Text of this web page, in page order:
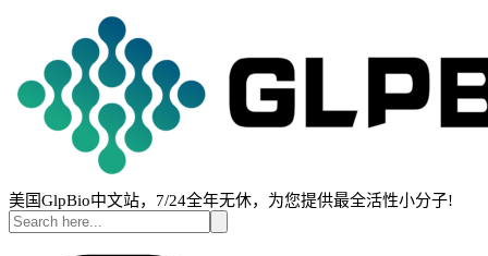
美国GlpBio中文站，7/24全年无休，为您提供最全活性小分子!